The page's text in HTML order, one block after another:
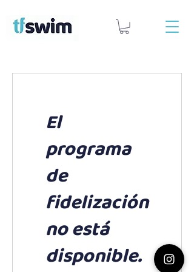
El
programa
de
fidelización
no está
disponible.